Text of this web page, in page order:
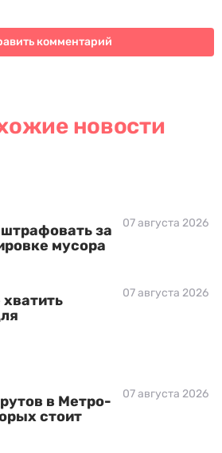
новости
за
мусора
07 августа 2026
07 августа 2026
в Метро-
стоит
07 августа 2026